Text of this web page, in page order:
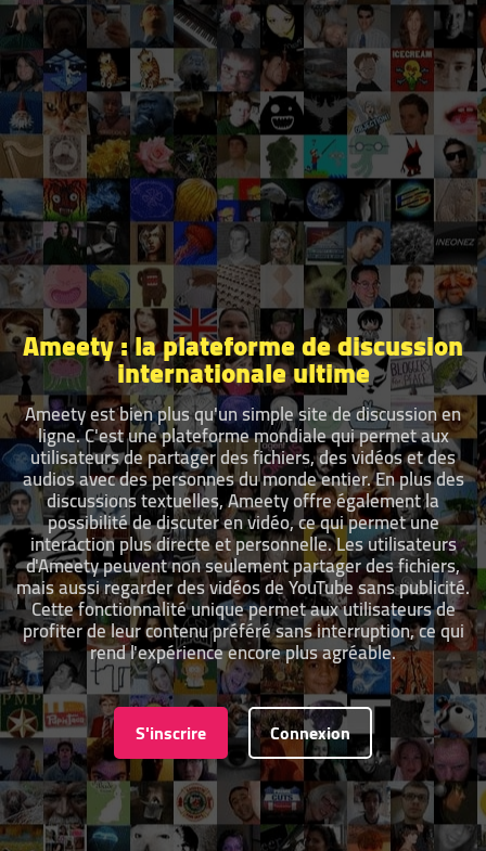
Ameety : la plateforme de discussion
internationale ultime
Ameety est bien plus qu'un simple site de discussion en
ligne. C'est une plateforme mondiale qui permet aux
utilisateurs de partager des fichiers, des vidéos et des
audios avec des personnes du monde entier. En plus des
discussions textuelles, Ameety offre également la
possibilité de discuter en vidéo, ce qui permet une
interaction plus directe et personnelle. Les utilisateurs
d'Ameety peuvent non seulement partager des fichiers,
mais aussi regarder des vidéos de YouTube sans publicité.
Cette fonctionnalité unique permet aux utilisateurs de
profiter de leur contenu préféré sans interruption, ce qui
rend l'expérience encore plus agréable.
S'inscrire Connexion